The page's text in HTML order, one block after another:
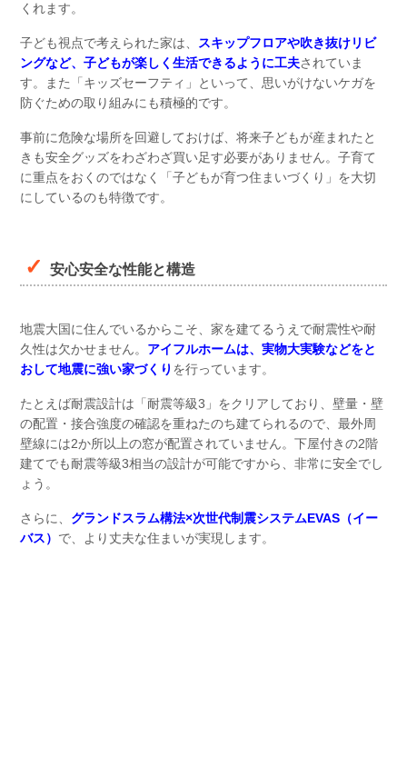
くれます。
子ども視点で考えられた家は、 スキップフロアや吹き抜けリビ
ングなど、子どもが楽しく生活できるように工夫されていま
す。また「キッズセーフティ」といって、思いがけないケガを
防ぐための取り組みにも積極的です。
事前に危険な場所を回避しておけば、将来子どもが産まれたと
きも安全グッズをわざわざ買い足す必要がありません。子育て
に重点をおくのではなく「子どもが育つ住まいづくり」を大切
にしているのも特徴です。
安心安全な性能と構造
地震大国に住んでいるからこそ、家を建てるうえで耐震性や耐
久性は欠かせません。 アイフルホームは、実物大実験などをと
おして地震に強い家づくり を行っています。
たとえば耐震設計は「耐震等級3」をクリアしており、壁量・壁
の配置・接合強度の確認を重ねたのち建てられるので、最外周
壁線には2か所以上の窓が配置されていません。下屋付きの2階
建てでも耐震等級3相当の設計が可能ですから、非常に安全でし
ょう。
さらに、 グランドスラム構法×次世代制震システムEVAS（イー
バス） で、より丈夫な住まいが実現します。